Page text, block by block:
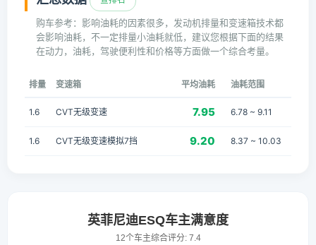
购车参考：影响油耗的因素很多，发动机排量和变速箱技术都
会影响油耗，不一定排量小油耗就低，建议您根据下面的结果
在动力，油耗，驾驶便利性和价格等方面做一个综合考量。
排量 变速箱 平均油耗 油耗范围
1.6 CVT无级变速 7.95 6.78 ~ 9.11
1.6 CVT无级变速模拟7挡 9.20 8.37 ~ 10.03